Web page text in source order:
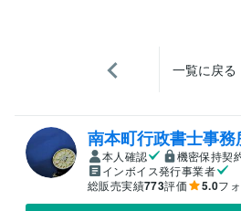
一覧に戻る
南本町行政書士事務
本人確認
機密保持契
インボイス発行事業者
総販売実績773評価 5.0フ